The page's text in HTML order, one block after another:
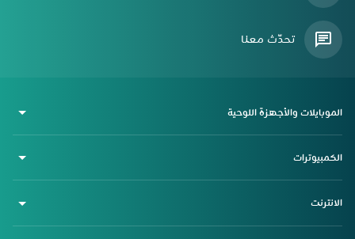
تحدّث معنا
الموبايلات والأجهزة اللوحية
الكمبيوترات
الانترنت